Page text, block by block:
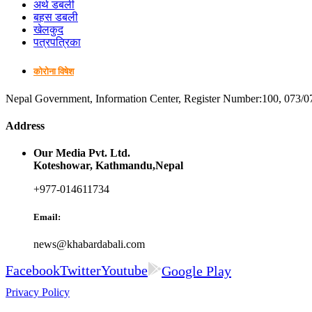
अर्थ डबली
बहस डबली
खेलकुद
पत्रपत्रिका
कोरोना विषेश
Nepal Government, Information Center, Register Number:100, 073/
Address
Our Media Pvt. Ltd.
Koteshowar, Kathmandu,Nepal
+977-014611734
Email:
news@khabardabali.com
FacebookTwitterYoutube Google Play
Privacy Policy